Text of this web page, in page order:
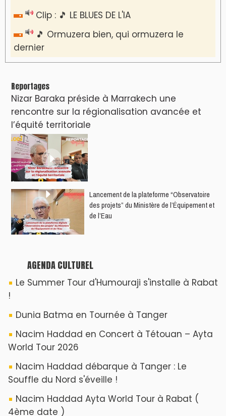
Clip : 🎵 LE BLUES DE L'IA
🎵 Ormuzera bien, qui ormuzera le
dernier
Reportages
Nizar Baraka préside à Marrakech une
rencontre sur la régionalisation avancée et
l’équité territoriale
​Lancement de la plateforme “Observatoire
des projets” du Ministère de l’Équipement et
de l’Eau
AGENDA CULTUREL
Le Summer Tour d'Humouraji s'installe à Rabat
!
Dunia Batma en Tournée à Tanger
Nacim Haddad en Concert à Tétouan – Ayta
World Tour 2026
Nacim Haddad débarque à Tanger : Le
Souffle du Nord s'éveille !
Nacim Haddad Ayta World Tour à Rabat (
4ème date )